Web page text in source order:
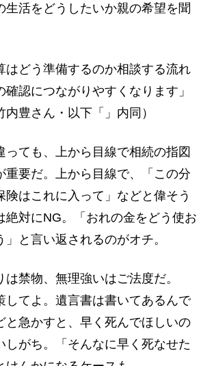
生活をどうしたいか親の希望を聞
はどう準備するのか相談する流れ
確認につながりやすくなります」
内豊さん・以下「」内同）
ても、上から目線で相続の指図
重要だ。上から目線で、「この分
険はこれに入って」などと偉そう
絶対にNG。「おれの金をどう使お
」と言い返されるのがオチ。
禁物、無理強いはご法度だ。
してよ。遺言書は書いてあるんで
と急かすと、早く死んでほしいの
しがち。「そんなに早く死なせた